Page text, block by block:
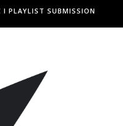
PLAYLIST SUBMISSION